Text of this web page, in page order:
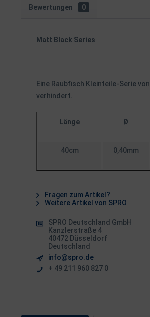
Bewertungen 0
Matt Black Series
Eine Raubfisch Kleinteile-Serie
verhindert.
Länge Ø
40cm 0,40mm
Fragen zum Artikel?
Weitere Artikel von SPRO
SPRO Deutschland GmbH
Kanzlerstraße 4
40472 Düsseldorf
Deutschland
info@spro.de
+ 49 211 960 827 0